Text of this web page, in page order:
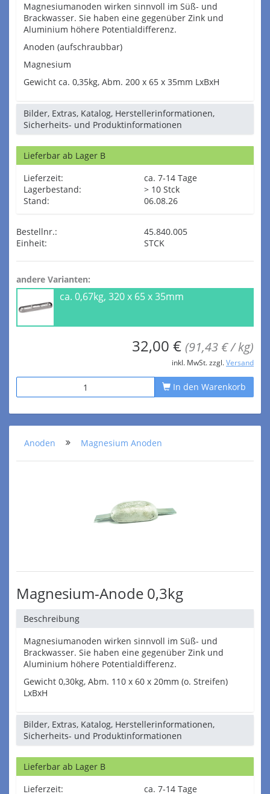
Magnesiumanoden wirken sinnvoll im Süß- und
Brackwasser. Sie haben eine gegenüber Zink und
Aluminium höhere Potentialdifferenz.
Anoden (aufschraubbar)
Magnesium
Gewicht ca. 0,35kg, Abm. 200 x 65 x 35mm LxBxH
Bilder, Extras, Katalog, Herstellerinformationen,
Sicherheits- und Produktinformationen
Lieferbar ab Lager B
Lieferzeit:
ca. 7-14 Tage
Lagerbestand:
> 10 Stck
Stand:
06.08.26
Bestellnr.:
45.840.005
Einheit:
STCK
andere Varianten:
ca. 0,67kg, 320 x 65 x 35mm
32,00 € (91,43 € / kg)
inkl. MwSt. zzgl. Versand
In den Warenkorb
Anoden Magnesium Anoden
Magnesium-Anode 0,3kg
Beschreibung
Magnesiumanoden wirken sinnvoll im Süß- und
Brackwasser. Sie haben eine gegenüber Zink und
Aluminium höhere Potentialdifferenz.
Gewicht 0,30kg, Abm. 110 x 60 x 20mm (o. Streifen)
LxBxH
Bilder, Extras, Katalog, Herstellerinformationen,
Sicherheits- und Produktinformationen
Lieferbar ab Lager B
Lieferzeit:
ca. 7-14 Tage